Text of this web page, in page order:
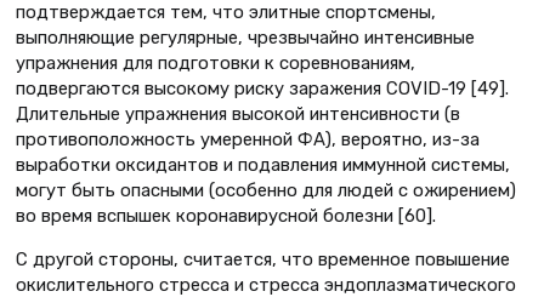
подтверждается тем, что элитные спортсмены,
выполняющие регулярные, чрезвычайно интенсивные
упражнения для подготовки к соревнованиям,
подвергаются высокому риску заражения COVID-19 [49].
Длительные упражнения высокой интенсивности (в
противоположность умеренной ФА), вероятно, из-за
выработки оксидантов и подавления иммунной системы,
могут быть опасными (особенно для людей с ожирением)
во время вспышек коронавирусной болезни [60].
С другой стороны, считается, что временное повышение
окислительного стресса и стресса эндоплазматического